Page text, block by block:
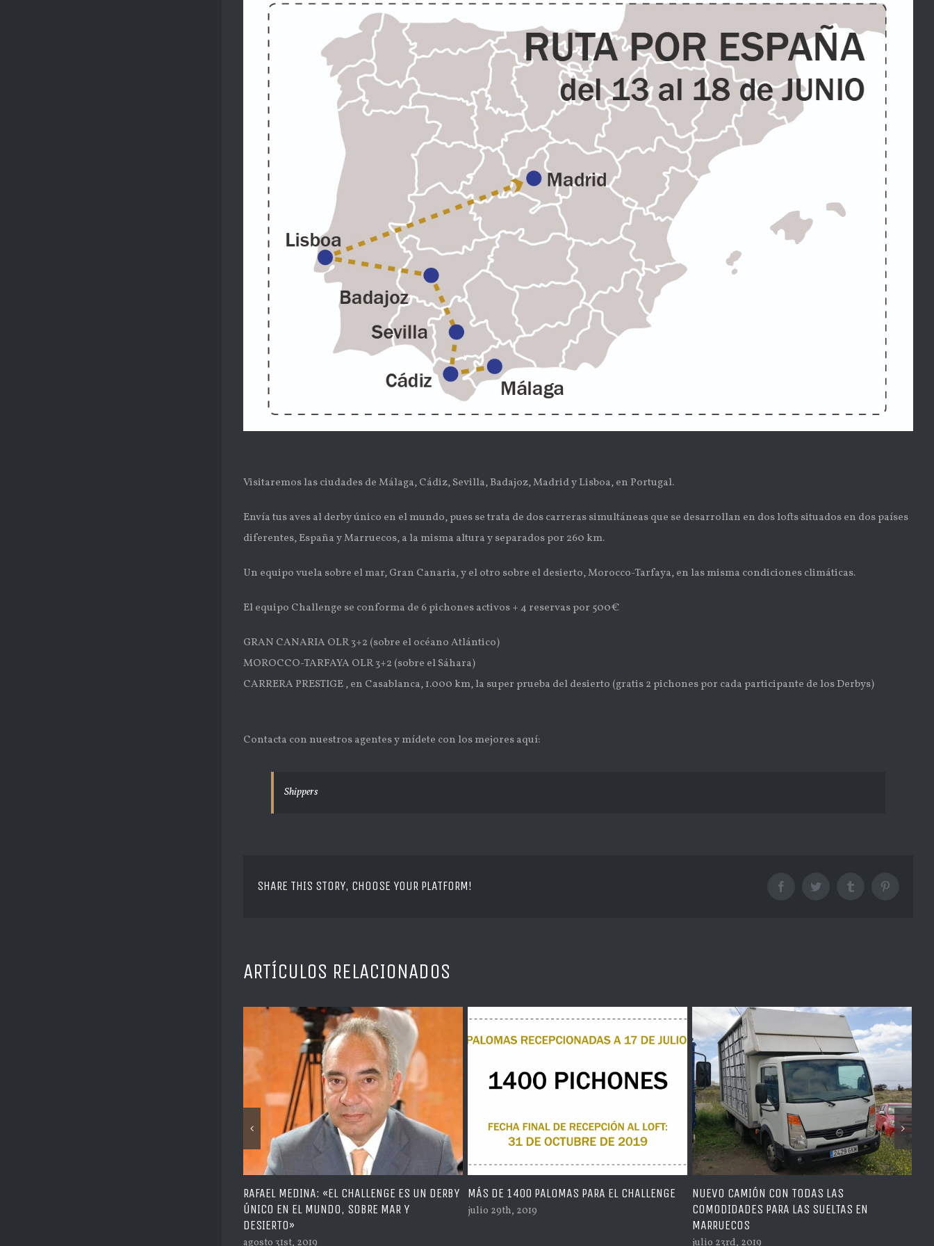
Visitaremos las ciudades de Málaga, Cádiz, Sevilla, Badajoz, Madrid y Lisboa, en Portugal.
Envía tus aves al derby único en el mundo, pues se trata de dos carreras simultáneas que se desarrollan en dos lofts situados en dos países
diferentes, España y Marruecos, a la misma altura y separados por 260 km.
Un equipo vuela sobre el mar, Gran Canaria, y el otro sobre el desierto, Morocco-Tarfaya, en las misma condiciones climáticas.
El equipo Challenge se conforma de 6 pichones activos + 4 reservas por 500€
GRAN CANARIA OLR 3+2 (sobre el océano Atlántico)
MOROCCO-TARFAYA OLR 3+2 (sobre el Sáhara)
CARRERA PRESTIGE , en Casablanca, 1.000 km, la super prueba del desierto (gratis 2 pichones por cada participante de los Derbys)
Contacta con nuestros agentes y mídete con los mejores aquí:
Shippers
SHARE THIS STORY, CHOOSE YOUR PLATFORM! Facebook Twitter Tumblr
ARTÍCULOS RELACIONADOS
RAFAEL MEDINA: «EL CHALLENGE ES UN DERBY
MÁS DE 1400 PALOMAS PARA EL CHALLENGE
julio 29th, 2019
NUEVO CAMIÓN CON TODAS LAS
COMODIDADES PARA LAS SUELTAS EN
YA SUMAMOS 1400 PALOMAS AL ONE LOFT
CHALLENGE 2020
julio 19th, 2019